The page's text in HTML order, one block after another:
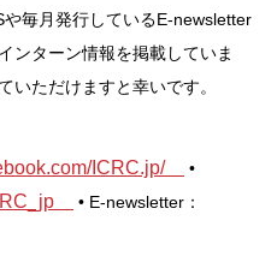
毎月発行しているE-newsletter
ンターン情報を掲載していま
いただけますと幸いです。
ICRC.jp/
•
• E-newsletter：